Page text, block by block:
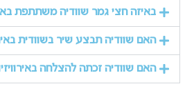
באיזה חצי גמר שוודיה משתתפת
האם שוודיה תבצע שיר בשוודית
האם שוודיה זכתה להצלחה